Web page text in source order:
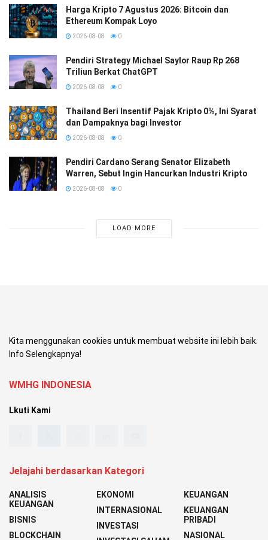
Harga Kripto 7 Agustus 2026: Bitcoin dan
Ethereum Kompak Loyo
2026-08-08 0
Pendiri Strategy Michael Saylor Raup Rp 268
Triliun Berkat ChatGPT
2026-08-08 0
Thailand Beri Insentif Pajak Kripto 0%, Ini Syarat
dan Dampaknya bagi Investor
2026-08-08 0
Pendiri Cardano Serang Senator Elizabeth
Warren, Sebut Ingin Hancurkan Industri Kripto
2026-08-08 0
LOAD MORE
Kita menggunakan cookies untuk membuat website ini lebih baik.
Info Selengkapnya!
WMHG INDONESIA
Lkuti Kami
Jelajahi berdasarkan Kategori
ANALISIS
KEUANGAN
BISNIS
BLOCKCHAIN
EKONOMI
INTERNASIONAL
INVESTASI
KEUANGAN
KEUANGAN
PRIBADI
NASIONAL